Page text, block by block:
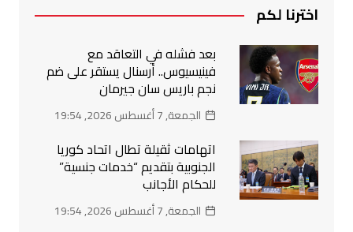
اخترنا لكم
بعد فشله في التعاقد مع
فينيسيوس.. أرسنال يستقر على ضم
نجم باريس سان جيرمان
الجمعة, 7 أغسطس 2026, 19:54
اتهامات ثقيلة تطال اتحاد كوريا
الجنوبية بتقديم “خدمات جنسية”
للحكام الأجانب
الجمعة, 7 أغسطس 2026, 19:54